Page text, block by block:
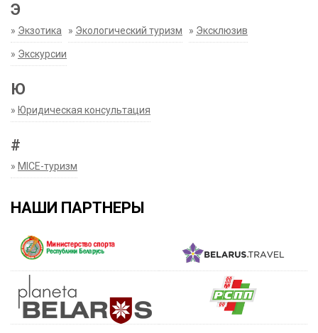
Э
» Экзотика » Экологический туризм » Эксклюзив
» Экскурсии
Ю
» Юридическая консультация
#
» MICE-туризм
НАШИ ПАРТНЕРЫ